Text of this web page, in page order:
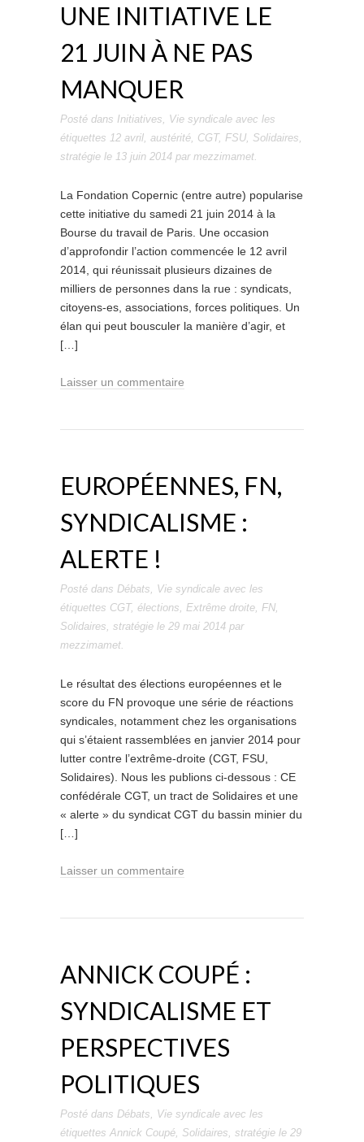
UNE INITIATIVE LE
21 JUIN À NE PAS
MANQUER
Posté dans Initiatives, Vie syndicale avec les
étiquettes 12 avril, austérité, CGT, FSU, Solidaires,
stratégie le 13 juin 2014 par mezzimamet.
La Fondation Copernic (entre autre) popularise
cette initiative du samedi 21 juin 2014 à la
Bourse du travail de Paris. Une occasion
d’approfondir l’action commencée le 12 avril
2014, qui réunissait plusieurs dizaines de
milliers de personnes dans la rue : syndicats,
citoyens-es, associations, forces politiques. Un
élan qui peut bousculer la manière d’agir, et
[…]
Laisser un commentaire
EUROPÉENNES, FN,
SYNDICALISME :
ALERTE !
Posté dans Débats, Vie syndicale avec les
étiquettes CGT, élections, Extrême droite, FN,
Solidaires, stratégie le 29 mai 2014 par
mezzimamet.
Le résultat des élections européennes et le
score du FN provoque une série de réactions
syndicales, notamment chez les organisations
qui s’étaient rassemblées en janvier 2014 pour
lutter contre l’extrême-droite (CGT, FSU,
Solidaires). Nous les publions ci-dessous : CE
confédérale CGT, un tract de Solidaires et une
« alerte » du syndicat CGT du bassin minier du
[…]
Laisser un commentaire
ANNICK COUPÉ :
SYNDICALISME ET
PERSPECTIVES
POLITIQUES
Posté dans Débats, Vie syndicale avec les
étiquettes Annick Coupé, Solidaires, stratégie le 29